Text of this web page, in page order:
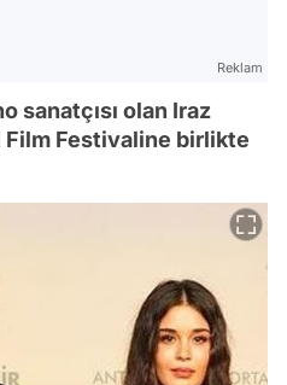
Reklam
sanatçısı olan Iraz
Film Festivaline birlikte